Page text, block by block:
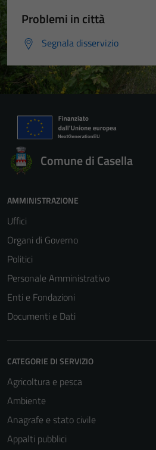
Problemi in città
Segnala disservizio
Comune di Casella
AMMINISTRAZIONE
Uffici
Organi di Governo
Politici
Personale Amministrativo
Enti e Fondazioni
Documenti e Dati
CATEGORIE DI SERVIZIO
Agricoltura e pesca
Ambiente
Anagrafe e stato civile
Appalti pubblici